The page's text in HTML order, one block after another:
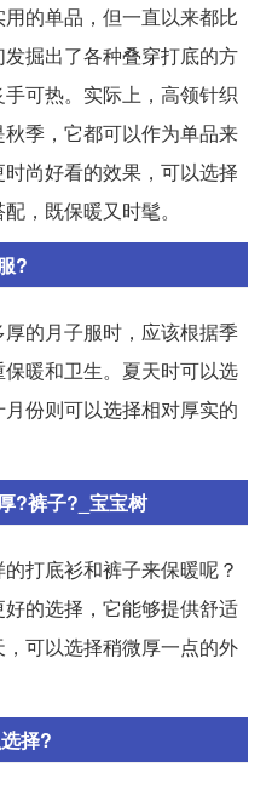
的单品，但一直以来都比
掘出了各种叠穿打底的方
可热。实际上，高领针织
季，它都可以作为单品来
尚好看的效果，可以选择
，既保暖又时髦。
?
的月子服时，应该根据季
暖和卫生。夏天时可以选
份则可以选择相对厚实的
?裤子?_宝宝树
打底衫和裤子来保暖呢？
的选择，它能够提供舒适
可以选择稍微厚一点的外
择?